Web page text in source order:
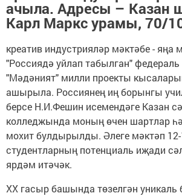
ачыла. Адресы – Казан
Карл Маркс урамы, 70/
креатив индустрияләр мәктәбе - яңа
"Россиядә уйлап табылган"
"Мәдәният" милли проекты
ашырыла. Россиянең иң борынгы
берсе Н.И.Фешин исемендәге Казан
колледжында моның өчен шартлар
мохит булдырылды. Әлеге мәктәп
студентларның потенциаль иҗади
ярдәм итәчәк.
ХХ гасыр башында төзелгән уникаль